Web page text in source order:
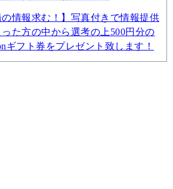
の情報求む！】写真付きで情報提供
った方の中から選考の上500円分の
ギフト券をプレゼント致します！